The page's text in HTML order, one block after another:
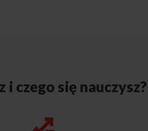
i czego się nauczysz?